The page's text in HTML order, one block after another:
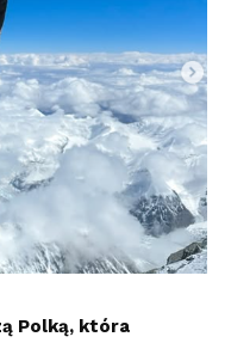
Polką, która